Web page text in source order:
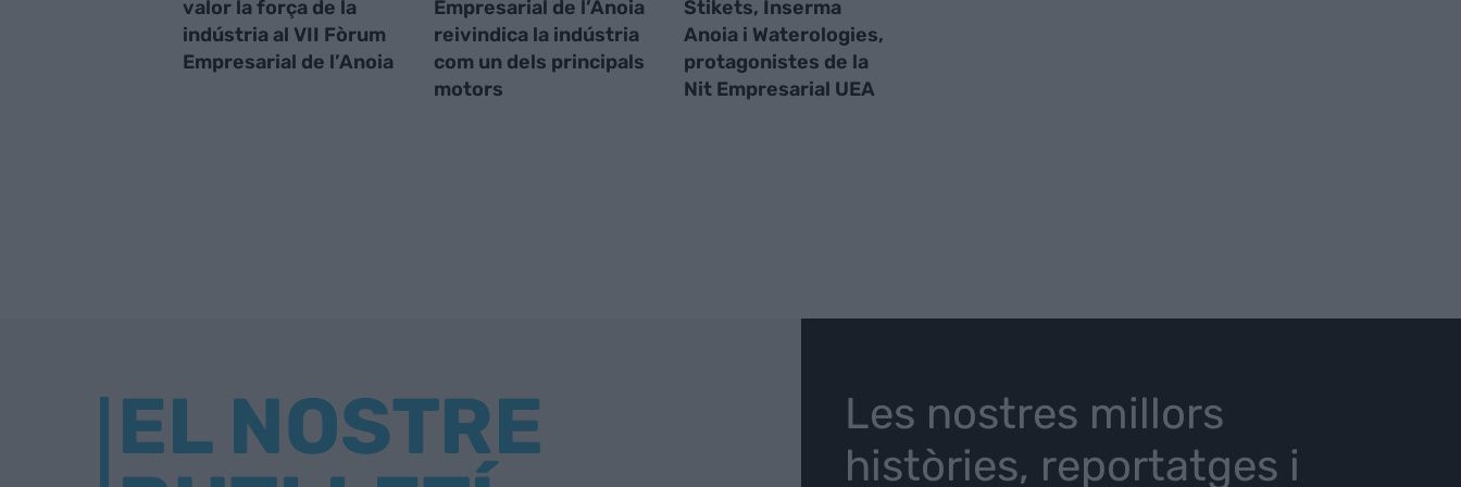
valor la força de la
indústria al VII Fòrum
Empresarial de l’Anoia
Empresarial de l’Anoia
reivindica la indústria
com un dels principals
motors
Stikets, Inserma
Anoia i Waterologies,
protagonistes de la
Nit Empresarial UEA
EL NOSTRE
Les nostres millors
històries, reportatges i